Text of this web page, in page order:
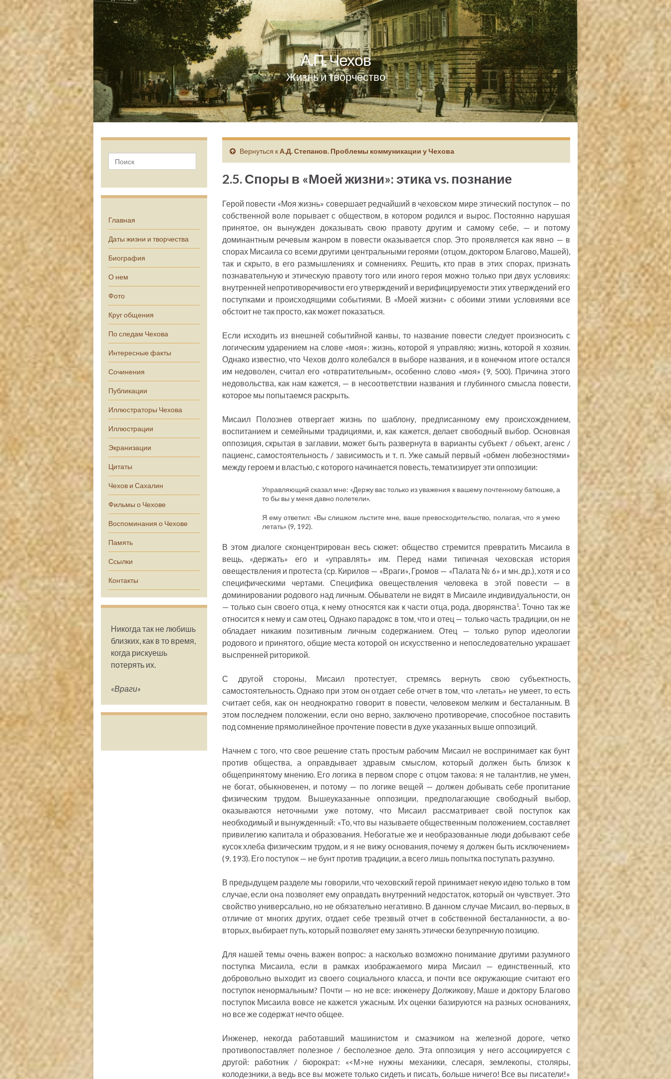
А.П. Чехов
Жизнь и творчество
Главная
Даты жизни и творчества
Биография
О нем
Фото
Круг общения
По следам Чехова
Интересные факты
Сочинения
Публикации
Иллюстраторы Чехова
Иллюстрации
Экранизации
Цитаты
Чехов и Сахалин
Фильмы о Чехове
Воспоминания о Чехове
Память
Ссылки
Контакты
Никогда так не любишь
близких, как в то время,
когда рискуешь
потерять их.
«Враги»
Вернуться к А.Д. Степанов. Проблемы коммуникации у Чехова
2.5. Споры в «Моей жизни»: этика vs. познание
Герой повести «Моя жизнь» совершает редчайший в чеховском мире этический поступок — по
собственной воле порывает с обществом, в котором родился и вырос. Постоянно нарушая
принятое, он вынужден доказывать свою правоту другим и самому себе, — и потому
доминантным речевым жанром в повести оказывается спор. Это проявляется как явно — в
спорах Мисаила со всеми другими центральными героями (отцом, доктором Благово, Машей),
так и скрыто, в его размышлениях и сомнениях. Решить, кто прав в этих спорах, признать
познавательную и этическую правоту того или иного героя можно только при двух условиях:
внутренней непротиворечивости его утверждений и верифицируемости этих утверждений его
поступками и происходящими событиями. В «Моей жизни» с обоими этими условиями все
обстоит не так просто, как может показаться.
Если исходить из внешней событийной канвы, то название повести следует произносить с
логическим ударением на слове «моя»: жизнь, которой я управляю; жизнь, которой я хозяин.
Однако известно, что Чехов долго колебался в выборе названия, и в конечном итоге остался
им недоволен, считал его «отвратительным», особенно слово «моя» (9, 500). Причина этого
недовольства, как нам кажется, — в несоответствии названия и глубинного смысла повести,
которое мы попытаемся раскрыть.
Мисаил Полознев отвергает жизнь по шаблону, предписанному ему происхождением,
воспитанием и семейными традициями, и, как кажется, делает свободный выбор. Основная
оппозиция, скрытая в заглавии, может быть развернута в варианты субъект / объект, агенс /
пациенс, самостоятельность / зависимость и т. п. Уже самый первый «обмен любезностями»
между героем и властью, с которого начинается повесть, тематизирует эти оппозиции:
Управляющий сказал мне: «Держу вас только из уважения к вашему почтенному батюшке, а
то бы вы у меня давно полетели».
Я ему ответил: «Вы слишком льстите мне, ваше превосходительство, полагая, что я умею
летать» (9, 192).
В этом диалоге сконцентрирован весь сюжет: общество стремится превратить Мисаила в
вещь, «держать» его и «управлять» им. Перед нами типичная чеховская история
овеществления и протеста (ср. Кирилов — «Враги», Громов — «Палата № 6» и мн. др.), хотя и со
специфическими чертами. Специфика овеществления человека в этой повести — в
доминировании родового над личным. Обыватели не видят в Мисаиле индивидуальности, он
— только сын своего отца, к нему относятся как к части отца, рода, дворянства1. Точно так же
относится к нему и сам отец. Однако парадокс в том, что и отец — только часть традиции, он не
обладает никаким позитивным личным содержанием. Отец — только рупор идеологии
родового и принятого, общие места которой он искусственно и непоследовательно украшает
выспренней риторикой.
С другой стороны, Мисаил протестует, стремясь вернуть свою субъектность,
самостоятельность. Однако при этом он отдает себе отчет в том, что «летать» не умеет, то есть
считает себя, как он неоднократно говорит в повести, человеком мелким и бесталанным. В
этом последнем положении, если оно верно, заключено противоречие, способное поставить
под сомнение прямолинейное прочтение повести в духе указанных выше оппозиций.
Начнем с того, что свое решение стать простым рабочим Мисаил не воспринимает как бунт
против общества, а оправдывает здравым смыслом, который должен быть близок к
общепринятому мнению. Его логика в первом споре с отцом такова: я не талантлив, не умен,
не богат, обыкновенен, и потому — по логике вещей — должен добывать себе пропитание
физическим трудом. Вышеуказанные оппозиции, предполагающие свободный выбор,
оказываются неточными уже потому, что Мисаил рассматривает свой поступок как
необходимый и вынужденный: «То, что вы называете общественным положением, составляет
привилегию капитала и образования. Небогатые же и необразованные люди добывают себе
кусок хлеба физическим трудом, и я не вижу основания, почему я должен быть исключением»
(9, 193). Его поступок — не бунт против традиции, а всего лишь попытка поступать разумно.
В предыдущем разделе мы говорили, что чеховский герой принимает некую идею только в том
случае, если она позволяет ему оправдать внутренний недостаток, который он чувствует. Это
свойство универсально, но не обязательно негативно. В данном случае Мисаил, во-первых, в
отличие от многих других, отдает себе трезвый отчет в собственной бесталанности, а во-
вторых, выбирает путь, который позволяет ему занять этически безупречную позицию.
Для нашей темы очень важен вопрос: а насколько возможно понимание другими разумного
поступка Мисаила, если в рамках изображаемого мира Мисаил — единственный, кто
добровольно выходит из своего социального класса, и почти все окружающие считают его
поступок ненормальным? Почти — но не все: инженеру Должикову, Маше и доктору Благово
поступок Мисаила вовсе не кажется ужасным. Их оценки базируются на разных основаниях,
но все же содержат нечто общее.
Инженер, некогда работавший машинистом и смазчиком на железной дороге, четко
противопоставляет полезное / бесполезное дело. Эта оппозиция у него ассоциируется с
другой: работник / бюрократ: «<М>не нужны механики, слесаря, землекопы, столяры,
колодезники, а ведь все вы можете только сидеть и писать, больше ничего! Все вы писатели!»